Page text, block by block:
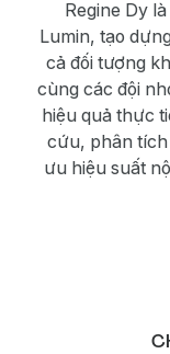
Regine Dy
Lumin, tạo
cả đối tượng
cùng các đội
hiệu quả thực
cứu, phân tích
ưu hiệu suất